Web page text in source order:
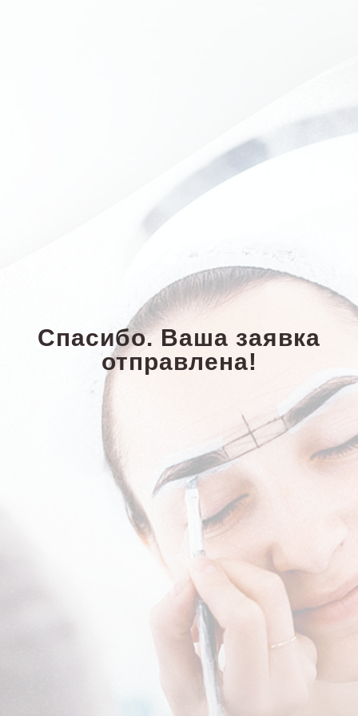
Спасибо. Ваша заявка
отправлена!